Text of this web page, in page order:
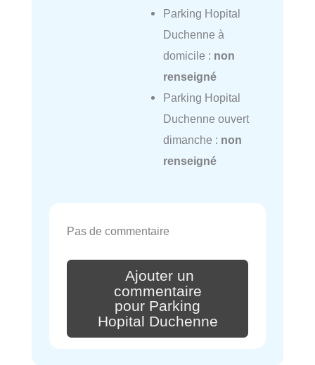
Parking Hopital
Duchenne à
domicile : non
renseigné
Parking Hopital
Duchenne ouvert
dimanche : non
renseigné
Pas de commentaire
Ajouter un
commentaire
pour Parking
Hopital Duchenne